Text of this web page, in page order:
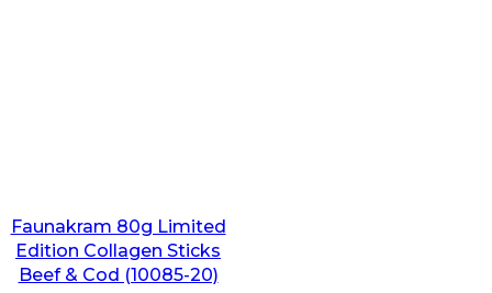
Faunakram 80g Limited
Edition Collagen Sticks
Beef & Cod (10085-20)